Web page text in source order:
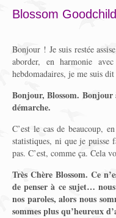
Blossom
Bonjour ! Je suis restée
aborder, en harmonie
hebdomadaires, je me suis
Bonjour, Blossom.
démarche.
C’est le cas de beaucoup,
statistiques, ni que je puisse
pas. C’est, comme ça. Cela
Très Chère Blossom. Ce
de penser à ce sujet…
nos paroles, alors nous
sommes plus qu’heureux